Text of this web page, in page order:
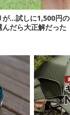
が…試しに1,500円
だら大正解だった